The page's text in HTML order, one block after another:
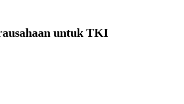
untuk TKI